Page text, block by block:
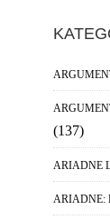
(137)
ARIADNE
ARIADNE: